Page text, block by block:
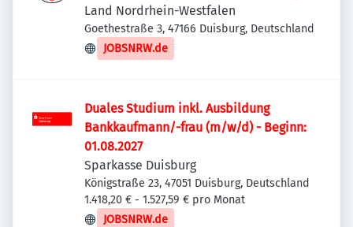
Land Nordrhein-Westfalen
Goethestraße 3, 47166 Duisburg, Deutschland
JOBSNRW.de
Duales Studium inkl. Ausbildung
Bankkaufmann/-frau (m/w/d) - Beginn:
01.08.2027
Sparkasse Duisburg
Königstraße 23, 47051 Duisburg, Deutschland
1.418,20 € - 1.527,59 € pro Monat
JOBSNRW.de